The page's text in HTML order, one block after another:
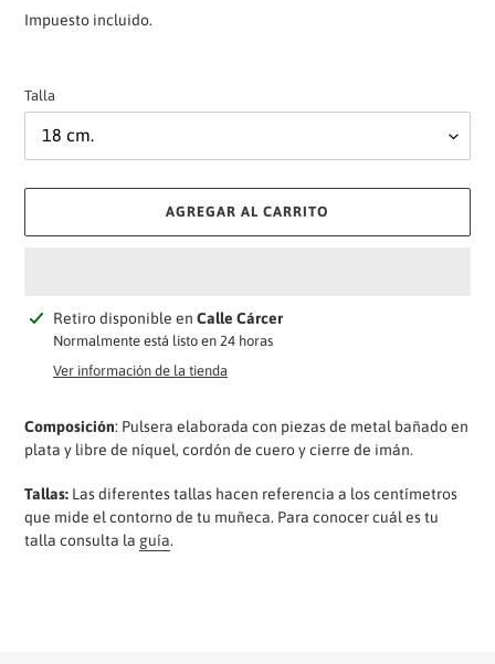
habitual
Impuesto incluido.
Talla
AGREGAR AL CARRITO
Agregando
producto
carrito
Retiro disponible en Calle Cárcer
Normalmente está listo en 24 horas
Ver información de la tienda
Composición: Pulsera elaborada con piezas de metal bañado en
plata y libre de níquel, cordón de cuero y cierre de imán.
Tallas: Las diferentes tallas hacen referencia a los centímetros
que mide el contorno de tu muñeca. Para conocer cuál es tu
talla consulta la guía.